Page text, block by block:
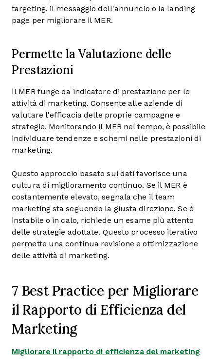
targeting, il messaggio dell'annuncio o la landing
page per migliorare il MER.
Permette la Valutazione delle
Prestazioni
Il MER funge da indicatore di prestazione per le
attività di marketing. Consente alle aziende di
valutare l'efficacia delle proprie campagne e
strategie. Monitorando il MER nel tempo, è possibile
individuare tendenze e schemi nelle prestazioni di
marketing.
Questo approccio basato sui dati favorisce una
cultura di miglioramento continuo. Se il MER è
costantemente elevato, segnala che il team
marketing sta seguendo la giusta direzione. Se è
instabile o in calo, richiede un esame più attento
delle strategie adottate. Questo processo iterativo
permette una continua revisione e ottimizzazione
delle attività di marketing.
7 Best Practice per Migliorare
il Rapporto di Efficienza del
Marketing
Migliorare il rapporto di efficienza del marketing